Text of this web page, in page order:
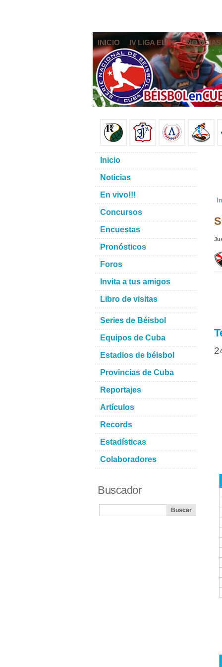
INICIO IV LIGA ELITE NOTICIAS
Inicio
Noticias
En vivo!!!
Concursos
Encuestas
Pronósticos
Foros
Invita a tus amigos
Libro de visitas
Series de Béisbol
Equipos de Cuba
Estadios de béisbol
Provincias de Cuba
Reportajes
Artículos
Records
Estadísticas
Colaboradores
Buscador